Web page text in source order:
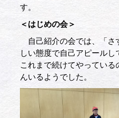
す。
＜はじめの会＞
自己紹介の会では、「さ
しい態度で自己アピール
これまで続けてやっている
んいるようでした。